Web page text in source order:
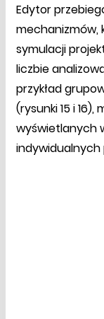
Edytor
mechanizmów,
symulacji
liczbie
przykład
(rysunki 15 i
wyświetlanych
indywidualnych